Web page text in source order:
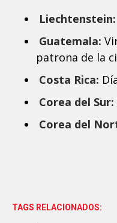
Liechtenstein:
Guatemala:
patrona de la
Costa Rica:
Corea del Sur:
Corea del
TAGS RELACIONADOS: